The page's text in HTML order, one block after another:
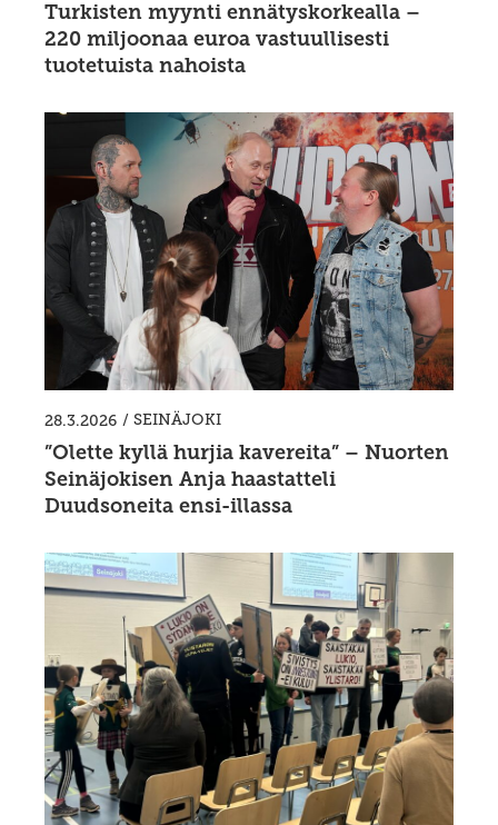
Turkisten myynti ennätyskorkealla –
220 miljoonaa euroa vastuullisesti
tuotetuista nahoista
28.3.2026 / SEINÄJOKI
”Olette kyllä hurjia kavereita” – Nuorten
Seinäjokisen Anja haastatteli
Duudsoneita ensi-illassa